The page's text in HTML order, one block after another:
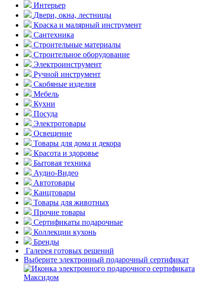
Интерьер
Двери, окна, лестницы
Краска и малярный инструмент
Сантехника
Строительные материалы
Строительное оборудование
Электроинструмент
Ручной инструмент
Скобяные изделия
Мебель
Кухни
Посуда
Электротовары
Освещение
Товары для дома и декора
Красота и здоровье
Бытовая техника
Аудио-Видео
Автотовары
Канцтовары
Товары для животных
Прочие товары
Сертификаты подарочные
Коллекции кухонь
Бренды
Галерея готовых решений
Выберите электронный подарочный сертификат